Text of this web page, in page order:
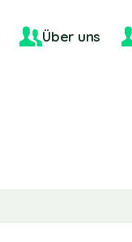
Über uns